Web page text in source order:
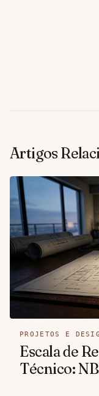
Artigos
PROJETOS E
Escala de
Técnico: